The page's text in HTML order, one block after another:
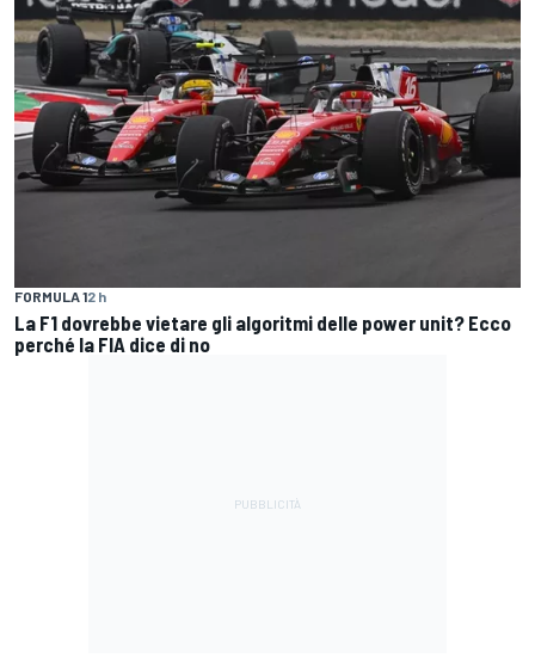
FORMULA 12 h
La F1 dovrebbe vietare gli algoritmi delle power unit? Ecco
perché la FIA dice di no